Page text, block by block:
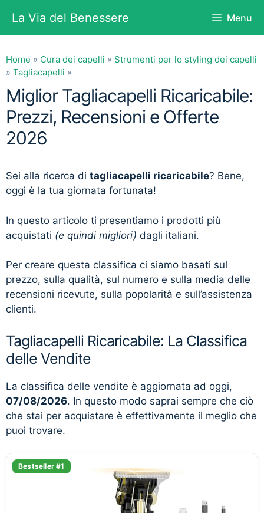
contenuto
La Via del Benessere Menu
Home » Cura dei capelli » Strumenti per lo styling dei capelli
» Tagliacapelli »
Miglior Tagliacapelli Ricaricabile:
Prezzi, Recensioni e Offerte
2026
Sei alla ricerca di tagliacapelli ricaricabile? Bene,
oggi è la tua giornata fortunata!
In questo articolo ti presentiamo i prodotti più
acquistati (e quindi migliori) dagli italiani.
Per creare questa classifica ci siamo basati sul
prezzo, sulla qualità, sul numero e sulla media delle
recensioni ricevute, sulla popolarità e sull’assistenza
clienti.
Tagliacapelli Ricaricabile: La Classifica
delle Vendite
La classifica delle vendite è aggiornata ad oggi,
07/08/2026. In questo modo saprai sempre che ciò
che stai per acquistare è effettivamente il meglio che
puoi trovare.
Bestseller #1